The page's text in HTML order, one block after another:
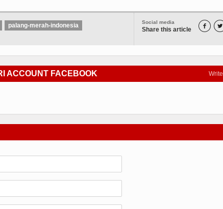
Social media
Share this article  
palang-merah-indonesia
ACCOUNT FACEBOOK